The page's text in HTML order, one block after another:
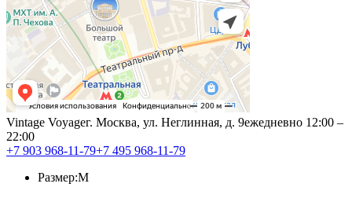
Vintage Voyageг. Москва, ул. Неглинная, д. 9ежедневно 12:00 –
22:00
+7 903 968-11-79+7 495 968-11-79
Размер:M